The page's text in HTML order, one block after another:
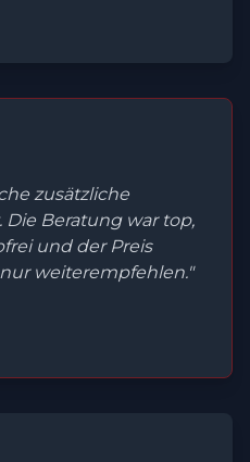
zusätzliche
Beratung war top,
und der Preis
weiterempfehlen."